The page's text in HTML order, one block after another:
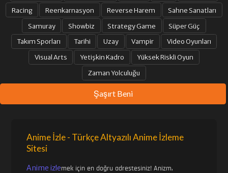
31. BÖLÜM 32. BÖLÜM
33. BÖLÜM 34. BÖLÜM
36. BÖLÜM
39. BÖLÜM
Racing
Reenkarnasyon Reverse Harem
Sahne Sanatları
Samuray
Showbiz Strategy Game
Süper Güç
Takım Sporları
Tarihi Uzay Vampir
Video Oyunları
Visual Arts
Yetişkin Kadro
Yüksek Riskli Oyun
Zaman Yolculuğu
Şaşırt Beni
Anime İzle - Türkçe Altyazılı Anime İzleme
Sitesi
Anime izlemek için en doğru adrestesiniz! Anizm,